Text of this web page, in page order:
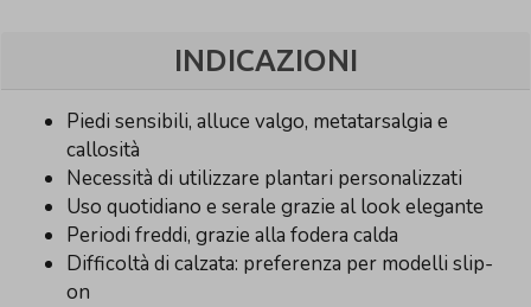
INDICAZIONI
Piedi sensibili, alluce valgo, metatarsalgia e
callosità
Necessità di utilizzare plantari personalizzati
Uso quotidiano e serale grazie al look elegante
Periodi freddi, grazie alla fodera calda
Difficoltà di calzata: preferenza per modelli slip-
on